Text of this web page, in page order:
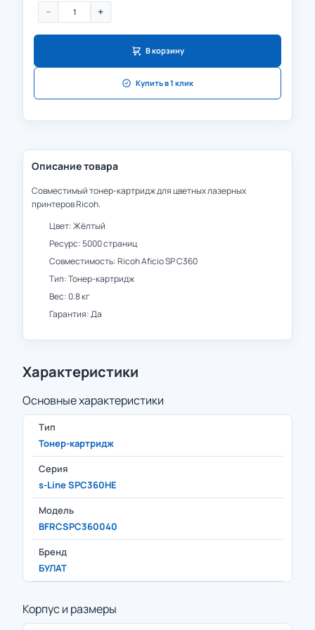
− +
В корзину
Купить в 1 клик
Описание товара
Совместимый тонер-картридж для цветных лазерных
принтеров Ricoh.
Цвет: Жёлтый
Ресурс: 5000 страниц
Совместимость: Ricoh Aficio SP C360
Тип: Тонер-картридж
Вес: 0.8 кг
Гарантия: Да
Характеристики
Основные характеристики
Тип
Тонер-картридж
Серия
s-Line SPC360HE
Модель
BFRCSPC360040
Бренд
БУЛАТ
Корпус и размеры